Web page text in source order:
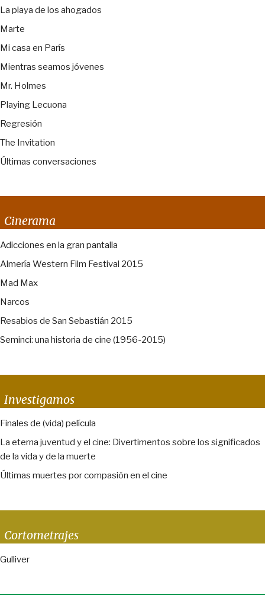
La playa de los ahogados
Marte
Mi casa en París
Mientras seamos jóvenes
Mr. Holmes
Playing Lecuona
Regresión
The Invitation
Últimas conversaciones
Cinerama
Adicciones en la gran pantalla
Almería Western Film Festival 2015
Mad Max
Narcos
Resabios de San Sebastián 2015
Seminci: una historia de cine (1956-2015)
Investigamos
Finales de (vida) película
La eterna juventud y el cine: Divertimentos sobre los significados
de la vida y de la muerte
Últimas muertes por compasión en el cine
Cortometrajes
Gulliver